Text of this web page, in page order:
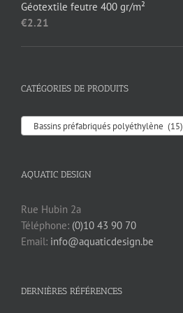
Géotextile feutre 400 gr/m²
€2.21
CATÉGORIES DE PRODUITS
Bassins préfabriqués polyéthylène (15)
AQUATIC DESIGN
Rue Hubin 2a
Téléphone: (0)10 43 90 70
Email: info@aquaticdesign.be
DERNIÈRES RÉFÉRENCES